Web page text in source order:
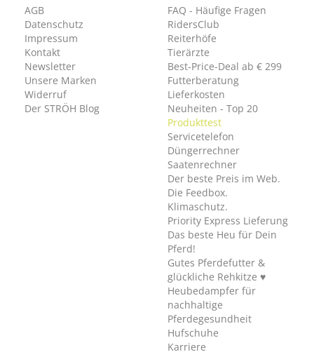
AGB
Datenschutz
Impressum
Kontakt
Newsletter
Unsere Marken
Widerruf
Der STRÖH Blog
FAQ - Häufige Fragen
RidersClub
Reiterhöfe
Tierärzte
Best-Price-Deal ab € 299
Futterberatung
Lieferkosten
Neuheiten - Top 20
Produkttest
Servicetelefon
Düngerrechner
Saatenrechner
Der beste Preis im Web.
Die Feedbox.
Klimaschutz.
Priority Express Lieferung
Das beste Heu für Dein
Pferd!
Gutes Pferdefutter &
glückliche Rehkitze ♥
Heubedampfer für
nachhaltige
Pferdegesundheit
Hufschuhe
Karriere